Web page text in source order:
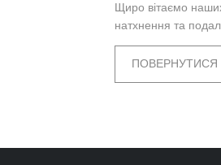
Щиро вітаємо
натхнення та
ПОВЕРНУТИСЯ